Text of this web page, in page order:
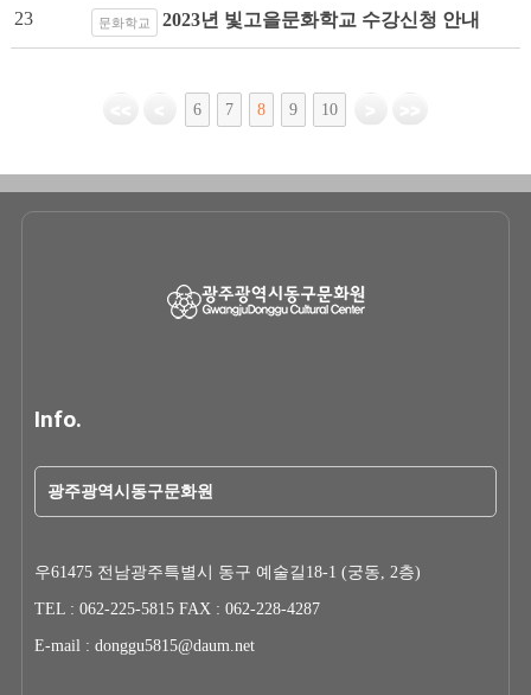
23 문화학교 2023년 빛고을문화학교 수강신청 안내
6 7 8 9 10
Info.
광주광역시동구문화원
우61475 전남광주특별시 동구 예술길18-1 (궁동, 2층)
TEL : 062-225-5815 FAX : 062-228-4287
E-mail : donggu5815@daum.net